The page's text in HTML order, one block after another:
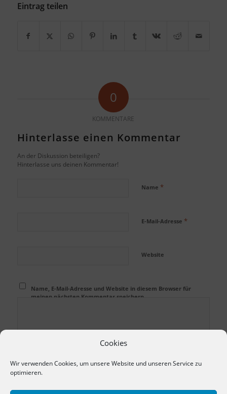
Cookies
Wir verwenden Cookies, um unsere Website und unseren Service zu
optimieren.
Eintrag teilen
0
KOMMENTARE
Hinterlasse einen Kommentar
An der Diskussion beteiligen?
Hinterlasse uns deinen Kommentar!
Name *
E-Mail-Adresse *
Website
Name, E-Mail-Adresse und Website in diesem Browser für
meinen nächsten Kommentar speichern.